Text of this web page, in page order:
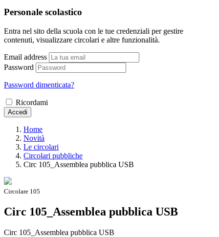
Personale scolastico
Entra nel sito della scuola con le tue credenziali per gestire
contenuti, visualizzare circolari e altre funzionalità.
Email address
Password
Password dimenticata?
Ricordami
Accedi
Home
Novità
Le circolari
Circolari pubbliche
Circ 105_Assemblea pubblica USB
Circolare 105
Circ 105_Assemblea pubblica USB
Circ 105_Assemblea pubblica USB